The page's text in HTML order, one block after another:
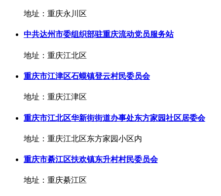
地址：重庆永川区
中共达州市委组织部驻重庆流动党员服务站
地址：重庆江北区
重庆市江津区石蟆镇登云村民委员会
地址：重庆江津区
重庆市江北区华新街街道办事处东方家园社区居委会
地址：重庆江北区东方家园小区内
重庆市綦江区扶欢镇东升村村民委员会
地址：重庆綦江区